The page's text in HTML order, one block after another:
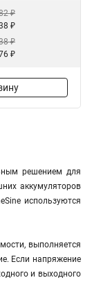
₽
₽
₽
₽
решением для
аккумуляторов
используются
выполняется
Если напряжение
и выходного